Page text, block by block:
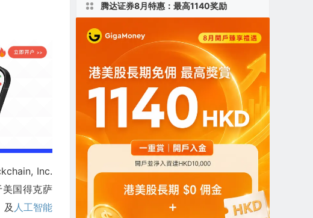
Inc.
国得克萨
人工智能
腾达证券8月特惠：最高1140奖励